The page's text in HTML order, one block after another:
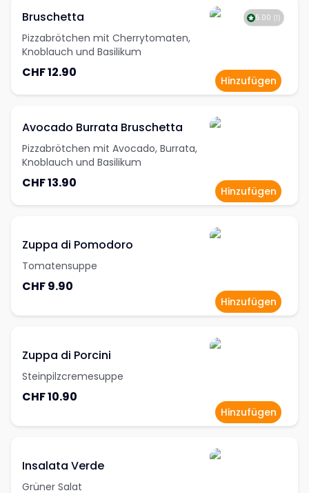
Bruschetta
Pizzabrötchen mit Cherrytomaten,
Knoblauch und Basilikum
CHF 12.90
5.00 (1 )
Hinzufügen
Avocado Burrata Bruschetta
Pizzabrötchen mit Avocado, Burrata,
Knoblauch und Basilikum
CHF 13.90
Hinzufügen
Zuppa di Pomodoro
Tomatensuppe
CHF 9.90
Hinzufügen
Zuppa di Porcini
Steinpilzcremesuppe
CHF 10.90
Hinzufügen
Insalata Verde
Grüner Salat